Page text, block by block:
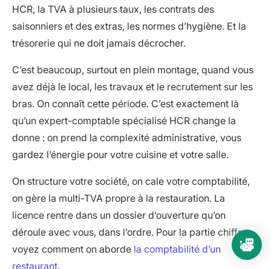
HCR, la TVA à plusieurs taux, les contrats des
saisonniers et des extras, les normes d’hygiène. Et la
trésorerie qui ne doit jamais décrocher.
C’est beaucoup, surtout en plein montage, quand vous
avez déjà le local, les travaux et le recrutement sur les
bras. On connaît cette période. C’est exactement là
qu’un expert-comptable spécialisé HCR change la
donne : on prend la complexité administrative, vous
gardez l’énergie pour votre cuisine et votre salle.
On structure votre société, on cale votre comptabilité,
on gère la multi-TVA propre à la restauration. La
licence rentre dans un dossier d’ouverture qu’on
déroule avec vous, dans l’ordre. Pour la partie chiffres,
voyez comment on aborde la comptabilité d’un
restaurant.